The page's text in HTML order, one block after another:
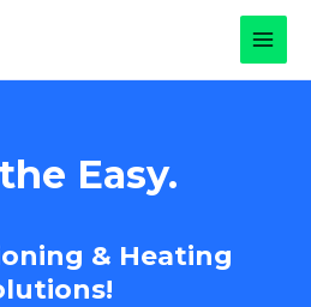
Easy.
& Heating